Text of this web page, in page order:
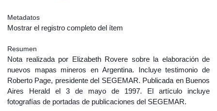
Metadatos
Mostrar el registro completo del ítem
Resumen
Nota realizada por Elizabeth Rovere sobre la elaboración de
nuevos mapas mineros en Argentina. Incluye testimonio de
Roberto Page, presidente del SEGEMAR. Publicada en Buenos
Aires Herald el 3 de mayo de 1997. El artículo incluye
fotografías de portadas de publicaciones del SEGEMAR.